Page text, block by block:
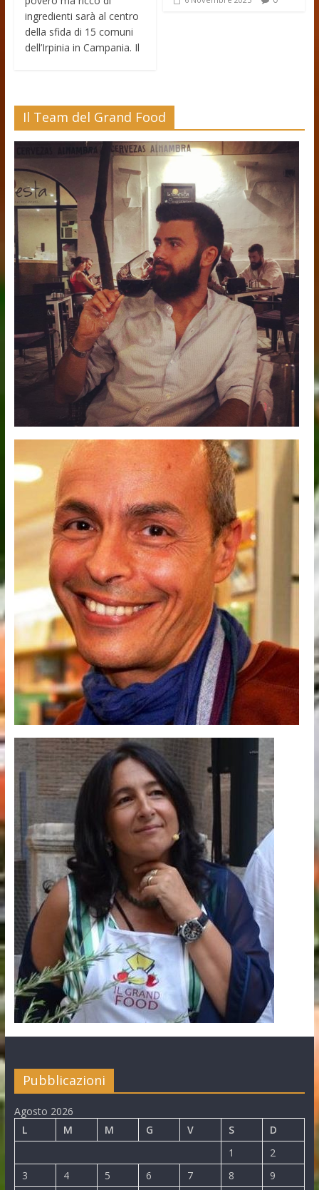
ingredienti sarà al centro
della sfida di 15 comuni
dell’Irpinia in Campania. Il
Il Team del Grand Food
Pubblicazioni
Agosto 2026
L
M M G V S
D
1
2
3
4 5 6 7 8 9